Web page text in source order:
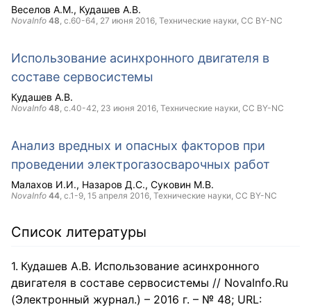
Веселов А.М. Кудашев А.В.
NovaInfo 48, с.60-64, 27 июня 2016, Технические науки, CC BY-NC
Использование асинхронного двигателя в
составе сервосистемы
Кудашев А.В.
NovaInfo 48, с.40-42, 23 июня 2016, Технические науки, CC BY-NC
Анализ вредных и опасных факторов при
проведении электрогазосварочных работ
Малахов И.И. Назаров Д.С. Суковин М.В.
NovaInfo 44, с.1-9, 15 апреля 2016, Технические науки, CC BY-NC
Список литературы
Кудашев А.В. Использование асинхронного
двигателя в составе сервосистемы // NovaInfo.Ru
(Электронный журнал.) – 2016 г. – № 48; URL: